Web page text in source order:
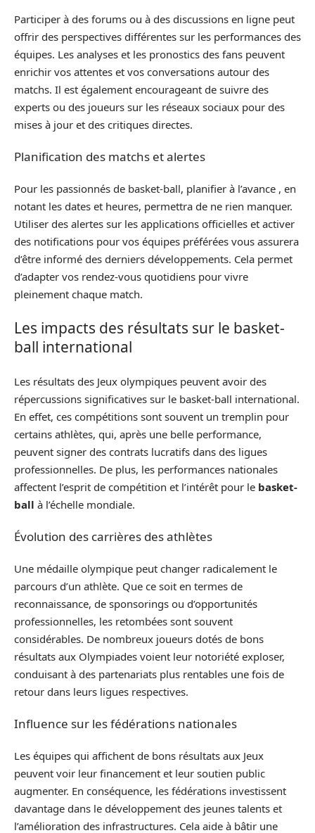
Participer à des forums ou à des discussions en ligne peut
offrir des perspectives différentes sur les performances des
équipes. Les analyses et les pronostics des fans peuvent
enrichir vos attentes et vos conversations autour des
matchs. Il est également encourageant de suivre des
experts ou des joueurs sur les réseaux sociaux pour des
mises à jour et des critiques directes.
Planification des matchs et alertes
Pour les passionnés de basket-ball, planifier à l’avance , en
notant les dates et heures, permettra de ne rien manquer.
Utiliser des alertes sur les applications officielles et activer
des notifications pour vos équipes préférées vous assurera
d’être informé des derniers développements. Cela permet
d’adapter vos rendez-vous quotidiens pour vivre
pleinement chaque match.
Les impacts des résultats sur le basket-
ball international
Les résultats des Jeux olympiques peuvent avoir des
répercussions significatives sur le basket-ball international.
En effet, ces compétitions sont souvent un tremplin pour
certains athlètes, qui, après une belle performance,
peuvent signer des contrats lucratifs dans des ligues
professionnelles. De plus, les performances nationales
affectent l’esprit de compétition et l’intérêt pour le basket-
ball à l’échelle mondiale.
Évolution des carrières des athlètes
Une médaille olympique peut changer radicalement le
parcours d’un athlète. Que ce soit en termes de
reconnaissance, de sponsorings ou d’opportunités
professionnelles, les retombées sont souvent
considérables. De nombreux joueurs dotés de bons
résultats aux Olympiades voient leur notoriété exploser,
conduisant à des partenariats plus rentables une fois de
retour dans leurs ligues respectives.
Influence sur les fédérations nationales
Les équipes qui affichent de bons résultats aux Jeux
peuvent voir leur financement et leur soutien public
augmenter. En conséquence, les fédérations investissent
davantage dans le développement des jeunes talents et
l’amélioration des infrastructures. Cela aide à bâtir une